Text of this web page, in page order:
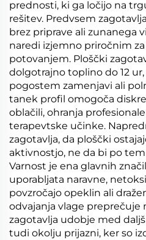
prednosti, ki ga ločijo na
rešitev. Predvsem
brez priprave ali zunanega
naredi izjemno priročnim
potovanjem. Ploščki
dolgotrajno toplino do 12
pogostem zamenjavi ali
tanek profil omogoča
oblačili, ohranja
terapevtske učinke.
zagotavlja, da ploščki
aktivnostjo, ne da bi po
Varnost je ena glavnih
uporabljata naravne,
povzročajo opeklin ali
odvajanja vlage preprečuje
zagotavlja udobje med
tudi okolju prijazni, ker so